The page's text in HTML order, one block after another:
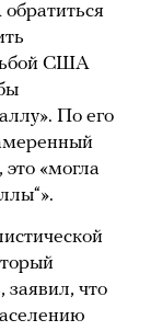
США
По его
«могла
заявил, что